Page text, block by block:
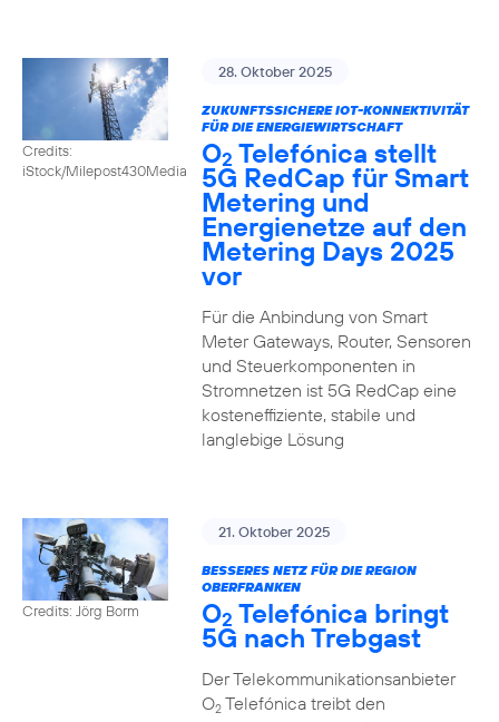
Credits:
iStock/Milepost430Media
28. Oktober 2025
ZUKUNFTSSICHERE IOT-KONNEKTIVITÄT
FÜR DIE ENERGIEWIRTSCHAFT
O2 Telefónica stellt
5G RedCap für Smart
Metering und
Energienetze auf den
Metering Days 2025
vor
Für die Anbindung von Smart
Meter Gateways, Router, Sensoren
und Steuerkomponenten in
Stromnetzen ist 5G RedCap eine
kosteneffiziente, stabile und
langlebige Lösung
Credits: Jörg Borm
21. Oktober 2025
BESSERES NETZ FÜR DIE REGION
OBERFRANKEN
O2 Telefónica bringt
5G nach Trebgast
Der Telekommunikationsanbieter
O2Telefónica treibt den